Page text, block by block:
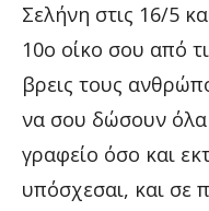
Σελήνη στις 16/5
10ο οίκο σου από
βρεις τους
να σου δώσουν όλα
γραφείο όσο και
υπόσχεσαι, και σε